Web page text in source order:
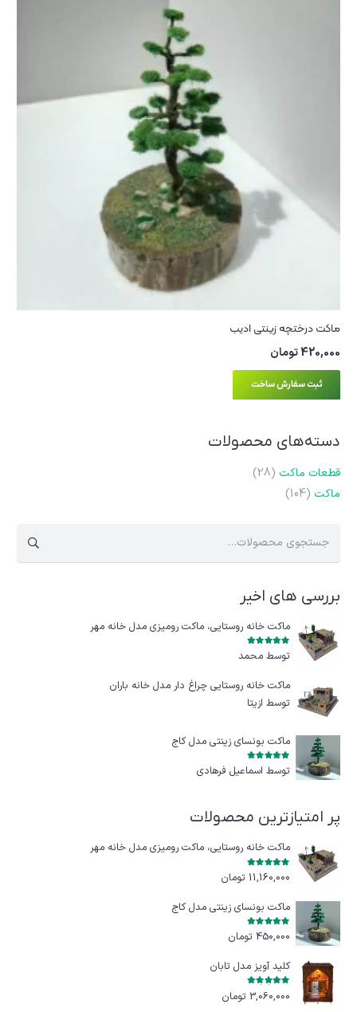
ماکت درختچه زینتی ادیب
420,000تومان
ثبت سفارش ساخت
دسته‌های محصولات
قطعات ماکت (28)
ماکت (104)
برای:
بررسی های اخیر
ماکت خانه روستایی، ماکت رومیزی مدل خانه مهر
5
توسط محمد
ماکت خانه روستایی چراغ‌ دار مدل خانه باران
توسط ازيتا
ماکت بونسای زینتی مدل کاج
امتیاز 5 از 5
توسط اسماعیل فرهادی
پر امتیازترین محصولات
ماکت خانه روستایی، ماکت رومیزی مدل خانه مهر
امتیاز 5.00از 5
11,160,000 تومان
ماکت بونسای زینتی مدل کاج
امتیاز از 5
450,000 تومان
کلید آویز مدل تابان
امتیاز 5.00از 5
3,060,000 تومان